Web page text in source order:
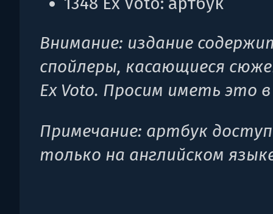
Внимание: издание
спойлеры, касающиеся
Ex Voto. Просим иметь это в
Примечание: артбук
только на английском